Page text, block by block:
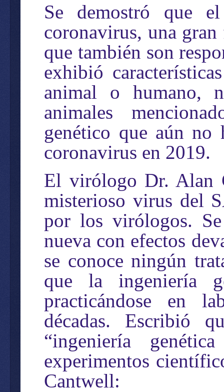
Se demostró que
coronavirus, una
que también son
exhibió
animal o humano,
animales
genético que aún
coronavirus en 2019.
El virólogo Dr. Alan
misterioso virus del
por los virólogos. Se
nueva con efectos
se conoce ningún
que la ingeniería
practicándose en
décadas. Escribió
“ingeniería
experimentos
Cantwell: